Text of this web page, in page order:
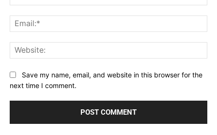
Save my name, email, and website in this browser for the
next time I comment.